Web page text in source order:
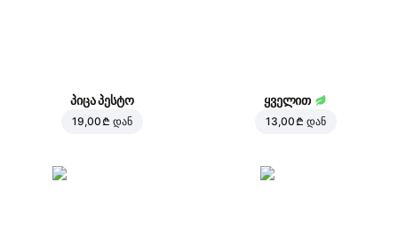
პიცა პესტო
19,00 ₾ დან
ყველით
13,00 ₾ დან